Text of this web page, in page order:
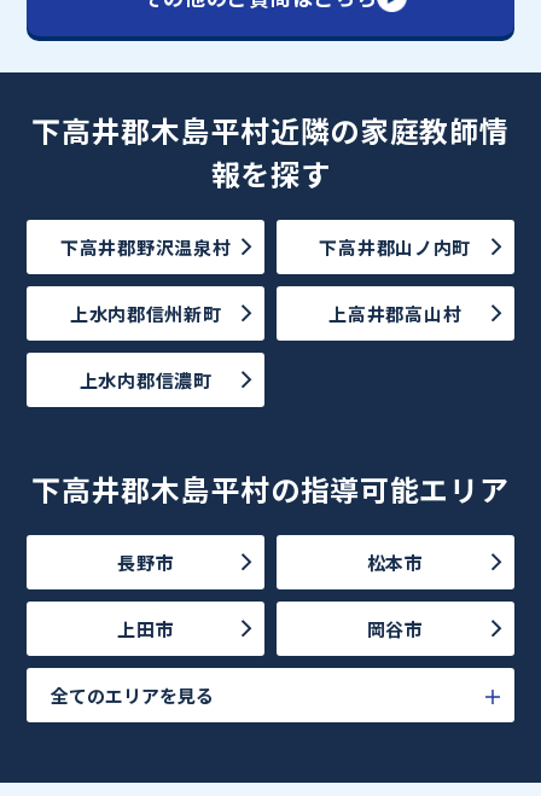
下高井郡木島平村近隣の家庭教師情
報を探す
下高井郡野沢温泉村 下高井郡山ノ内町
上水内郡信州新町 上高井郡高山村
上水内郡信濃町
下高井郡木島平村の指導可能エリア
長野市 松本市
上田市 岡谷市
全てのエリアを見る